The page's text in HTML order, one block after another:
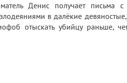
Денис получает
в далёкие
отыскать убийцу раньше,